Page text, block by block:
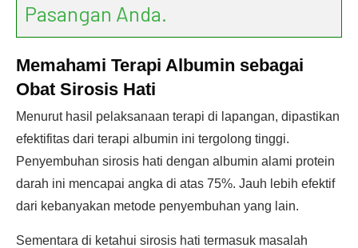
Pasangan Anda.
Memahami Terapi Albumin sebagai
Obat Sirosis Hati
Menurut hasil pelaksanaan terapi di lapangan, dipastikan
efektifitas dari terapi albumin ini tergolong tinggi.
Penyembuhan sirosis hati dengan albumin alami protein
darah ini mencapai angka di atas 75%. Jauh lebih efektif
dari kebanyakan metode penyembuhan yang lain.
Sementara di ketahui sirosis hati termasuk masalah